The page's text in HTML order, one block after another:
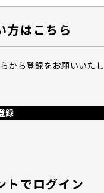
方はこちら
から登録をお願いいたし
録
トでログイン